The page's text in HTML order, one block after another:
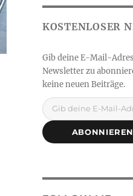
Gib deine E-Mail-Adresse ein ...
ABONNIEREN